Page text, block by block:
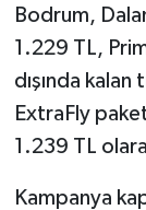
Bodrum,
1.229 TL,
dışında
ExtraFly
1.239 TL
Kampanya